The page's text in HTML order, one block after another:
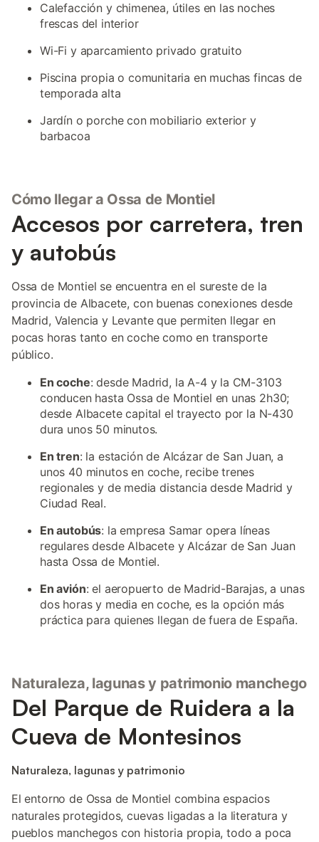
Calefacción y chimenea, útiles en las noches
frescas del interior
Wi-Fi y aparcamiento privado gratuito
Piscina propia o comunitaria en muchas fincas de
temporada alta
Jardín o porche con mobiliario exterior y
barbacoa
Cómo llegar a Ossa de Montiel
Accesos por carretera, tren
y autobús
Ossa de Montiel se encuentra en el sureste de la
provincia de Albacete, con buenas conexiones desde
Madrid, Valencia y Levante que permiten llegar en
pocas horas tanto en coche como en transporte
público.
En coche: desde Madrid, la A-4 y la CM-3103
conducen hasta Ossa de Montiel en unas 2h30;
desde Albacete capital el trayecto por la N-430
dura unos 50 minutos.
En tren: la estación de Alcázar de San Juan, a
unos 40 minutos en coche, recibe trenes
regionales y de media distancia desde Madrid y
Ciudad Real.
En autobús: la empresa Samar opera líneas
regulares desde Albacete y Alcázar de San Juan
hasta Ossa de Montiel.
En avión: el aeropuerto de Madrid-Barajas, a unas
dos horas y media en coche, es la opción más
práctica para quienes llegan de fuera de España.
Naturaleza, lagunas y patrimonio manchego
Del Parque de Ruidera a la
Cueva de Montesinos
Naturaleza, lagunas y patrimonio
El entorno de Ossa de Montiel combina espacios
naturales protegidos, cuevas ligadas a la literatura y
pueblos manchegos con historia propia, todo a poca